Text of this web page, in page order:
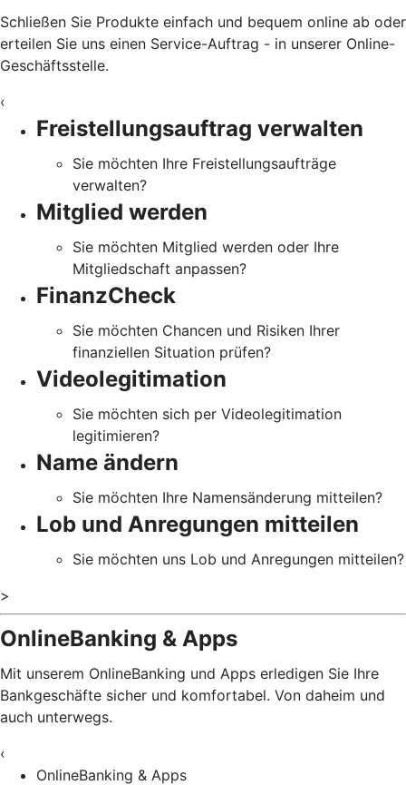
Schließen Sie Produkte einfach und bequem online ab oder
erteilen Sie uns einen Service-Auftrag - in unserer Online-
Geschäftsstelle.
‹
Freistellungsauftrag verwalten
Sie möchten Ihre Freistellungsaufträge
verwalten?
Mitglied werden
Sie möchten Mitglied werden oder Ihre
Mitgliedschaft anpassen?
FinanzCheck
Sie möchten Chancen und Risiken Ihrer
finanziellen Situation prüfen?
Videolegitimation
Sie möchten sich per Videolegitimation
legitimieren?
Name ändern
Sie möchten Ihre Namensänderung mitteilen?
Lob und Anregungen mitteilen
Sie möchten uns Lob und Anregungen mitteilen?
>
OnlineBanking & Apps
Mit unserem OnlineBanking und Apps erledigen Sie Ihre
Bankgeschäfte sicher und komfortabel. Von daheim und
auch unterwegs.
‹
OnlineBanking & Apps